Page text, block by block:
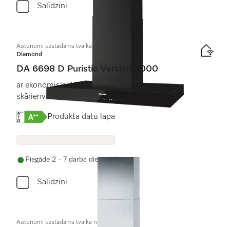
Salīdzini
Autonomi uzstādāms tvaika nosūcējs
Diamond
DA 6698 D Puristic Version 6000
ar ekonomisku LED apgaismojumu un
skārienvadību vienkāršai lietošanai.
Online Label Flag, Energoefektivitātes etiķete
Produkta datu lapa
Piegāde 2 - 7 darba dienu laikā
Salīdzini
Autonomi uzstādāms tvaika nosūcējs